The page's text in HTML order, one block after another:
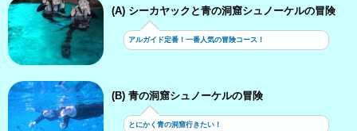
(A) シーカヤックと青の洞窟シュノーケルの冒険
アルガイド定番！一番人気の冒険コース！
(B) 青の洞窟シュノーケルの冒険
とにかく青の洞窟行きたい！